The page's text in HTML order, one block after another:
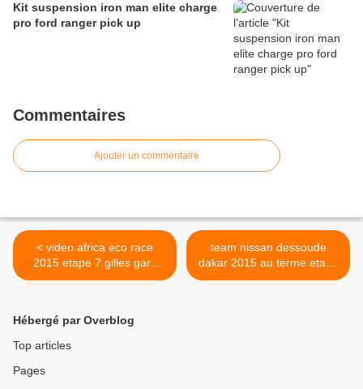
Kit suspension iron man elite charge
pro ford ranger pick up
Commentaires
Ajouter un commentaire
< video africa eco race
2015 etape 7 gilles gard
nº223
team nissan dessoude
dakar 2015 au terme etape
5 >
Hébergé par Overblog
Top articles
Pages